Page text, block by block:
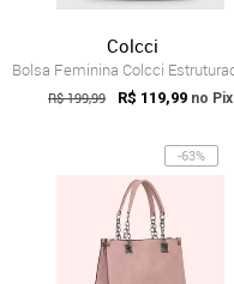
Colcci
R$ 199,99 R$ 119,99 no Pix
-63%